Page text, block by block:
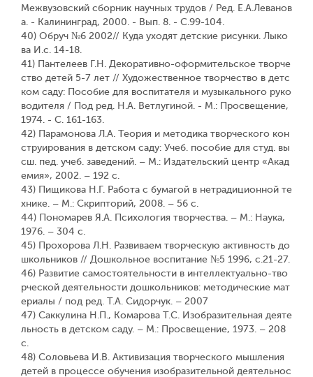
Межвузовский сборник научных трудов / Ред. Е.А.Леванов
а. - Калининград, 2000. - Вып. 8. - С.99-104.
40) Обруч №6 2002// Куда уходят детские рисунки. Лыко
ва И.с. 14-18.
41) Пантелеев Г.Н. Декоративно-оформительское творче
ство детей 5-7 лет // Художественное творчество в детс
ком саду: Пособие для воспитателя и музыкального руко
водителя / Под ред. Н.А. Ветлугиной. - М.: Просвещение,
1974. - С. 161-163.
42) Парамонова Л.А. Теория и методика творческого кон
струирования в детском саду: Учеб. пособие для студ. вы
сш. пед. учеб. заведений. – М.: Издательский центр «Акад
емия», 2002. – 192 с.
43) Пищикова Н.Г. Работа с бумагой в нетрадиционной те
хнике. – М.: Скрипторий, 2008. – 56 с.
44) Пономарев Я.А. Психология творчества. – М.: Наука,
1976. – 304 с.
45) Прохорова Л.Н. Развиваем творческую активность до
школьников // Дошкольное воспитание №5 1996, с.21-27.
46) Развитие самостоятельности в интеллектуально-тво
рческой деятельности дошкольников: методические мат
ериалы / под ред. Т.А. Сидорчук. – 2007
47) Саккулина Н.П., Комарова Т.С. Изобразительная деяте
льность в детском саду. – М.: Просвещение, 1973. – 208
с.
48) Соловьева И.В. Активизация творческого мышления
детей в процессе обучения изобразительной деятельнос